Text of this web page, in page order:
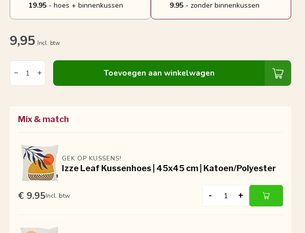
19.95 - hoes + binnenkussen 9.95- zonder binnenkussen
9,95 Incl. btw
Toevoegen aan winkelwagen
Mix & match
GEK OP KUSSENS!
Izze Leaf Kussenhoes | 45x45 cm | Katoen/Polyester
€ 9.95Incl. btw - +